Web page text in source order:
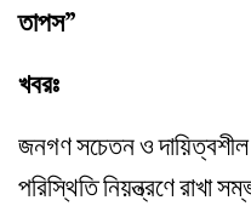
তাপস”
খবরঃ
জনগণ সচেতন ও
পরিস্থিতি নিয়ন্ত্রণে রাখা